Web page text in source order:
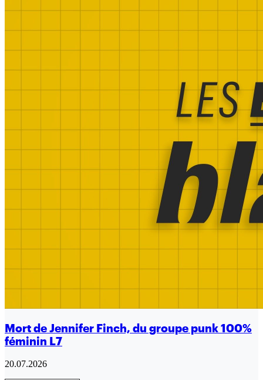
Mort de Jennifer Finch, du groupe punk 100%
féminin L7
20.07.2026